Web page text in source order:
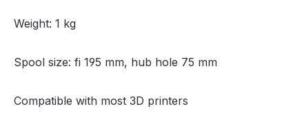
Weight: 1 kg
Spool size: fi 195 mm, hub hole 75 mm
Compatible with most 3D printers